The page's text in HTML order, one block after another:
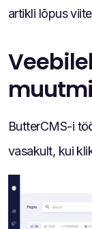
artikli lõpus
ButterCMS-i
vasakult, kui